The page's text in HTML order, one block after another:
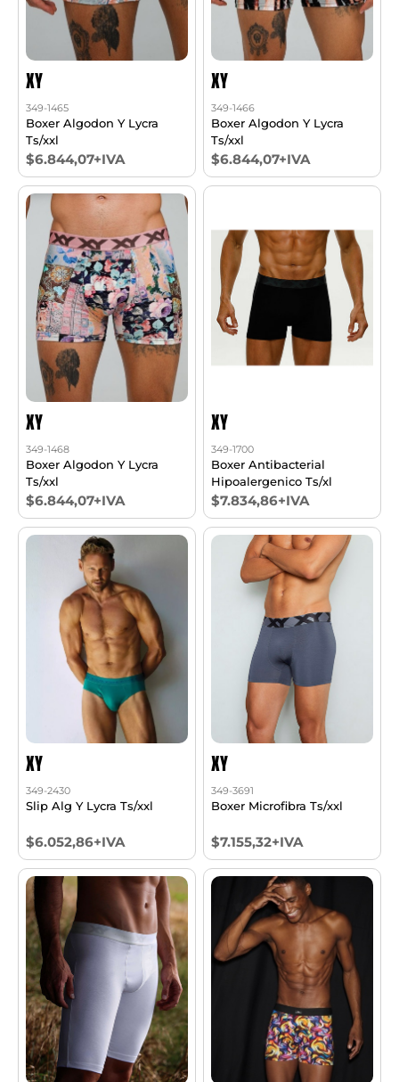
XY
349-1465
Boxer Algodon Y Lycra
Ts/xxl
$6.844,07+IVA
XY
349-1466
Boxer Algodon Y Lycra
Ts/xxl
$6.844,07+IVA
XY
349-1468
Boxer Algodon Y Lycra
Ts/xxl
$6.844,07+IVA
XY
349-1700
Boxer Antibacterial
Hipoalergenico Ts/xl
$7.834,86+IVA
XY
349-2430
Slip Alg Y Lycra Ts/xxl
$6.052,86+IVA
XY
349-3691
Boxer Microfibra Ts/xxl
$7.155,32+IVA